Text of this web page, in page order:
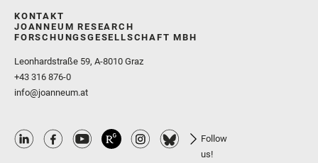
KONTAKT
JOANNEUM RESEARCH
FORSCHUNGSGESELLSCHAFT MBH
Leonhardstraße 59, A-8010 Graz
+43 316 876-0
info@joanneum.at
Follow
us!